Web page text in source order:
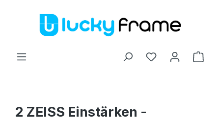
Zum Hauptinhalt springen
2 ZEISS Einstärken -